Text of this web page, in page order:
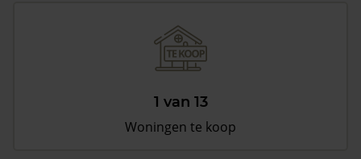
1 van 13
Woningen te koop